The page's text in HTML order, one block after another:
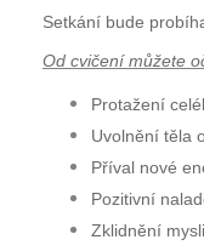
Setkání bude
Od cvičení můžete
Protažení
Uvolnění těla
Příval nové
Pozitivní
Zklidnění mysli